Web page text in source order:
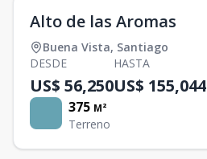
Alto de las Aromas
Buena Vista, Santiago
DESDE
US$ 56,250
HASTA
US$ 155,044
375 M²
Terreno